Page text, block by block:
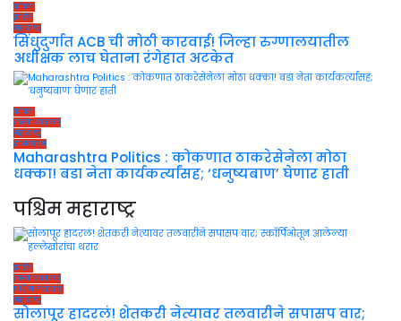
कोकण
क्राईम
महाराष्ट्र
सिंधुदुर्गात ACB ची मोठी कारवाई! जिल्हा रुग्णालयातील
अधीक्षक लाच घेताना रंगेहात अटकेत
कोकण
ताज्या बातम्या
महाराष्ट्र
राजकारण
Maharashtra Politics : कोकणात ठाकरेसेनेला मोठा
धक्का! बडा नेता कार्यकर्त्यांसह; ‘धनुष्यबाण’ घेणार हाती
पश्चिम महाराष्ट्र
क्राईम
ताज्या बातम्या
पश्चिम महाराष्ट्र
महाराष्ट्र
सोलापूर हादरलं! शेतकरी नेत्यावर तलवारीने सपासप वार;